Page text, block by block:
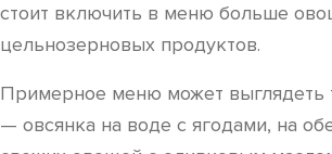
стоит включить в меню больше
цельнозерновых продуктов.
Примерное меню может выглядеть
— овсянка на воде с ягодами, на